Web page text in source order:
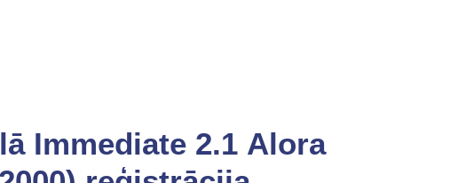
Immediate 2.1 Alora